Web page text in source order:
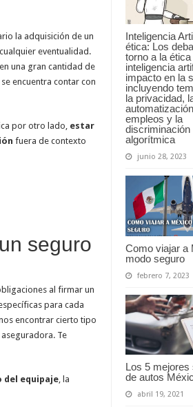
Inteligencia
ética: Los
torno a la ética
inteligencia
impacto en la
incluyendo
la privacidad,
empleos y la
discriminación
algorítmica
junio 28, 2023
Como viajar a
modo seguro
febrero 7, 2023
Los 5 mejores
de autos
abril 19, 2021
la adquisición de un
eventualidad.
una gran cantidad de
encuentra contar con
por otro lado, estar
fuera de contexto
seguro
al firmar un
para cada
encontrar cierto tipo
Te
del equipaje, la